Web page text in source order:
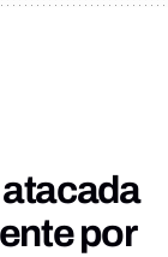
por